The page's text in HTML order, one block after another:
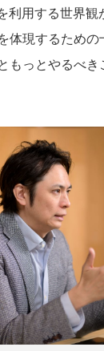
利用する世界観
体現するための
もっとやるべき